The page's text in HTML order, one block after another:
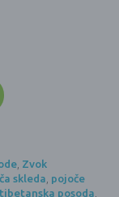
, Zvok
skleda, pojoče
tibetanska posoda,